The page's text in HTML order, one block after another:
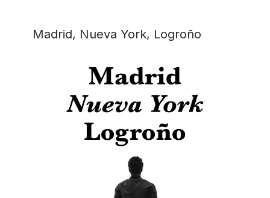
Madrid, Nueva York, Logroño